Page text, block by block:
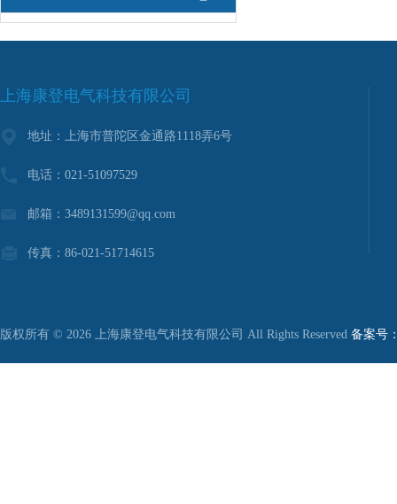
上海康登电气科技有限公司
地址：上海市普陀区金通路1118弄6号
电话：021-51097529
邮箱：3489131599@qq.com
传真：86-021-51714615
版权所有 © 2026 上海康登电气科技有限公司 All Rights Reserved 备案号